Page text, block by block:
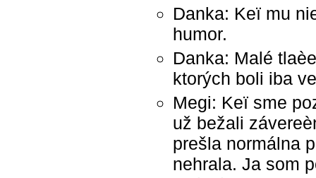
Danka: Keï mu
humor.
Danka: Malé
ktorých boli iba
Megi: Keï sme
už bežali
prešla normálna
nehrala. Ja som